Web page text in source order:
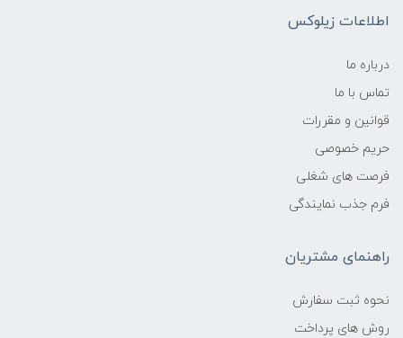
اطلاعات زیلوکس
درباره ما
تماس با ما
قوانین و مقررات
حریم خصوصی
فرصت های شغلی
فرم جذب نمایندگی
راهنمای مشتریان
نحوه ثبت سفارش
روش های پرداخت